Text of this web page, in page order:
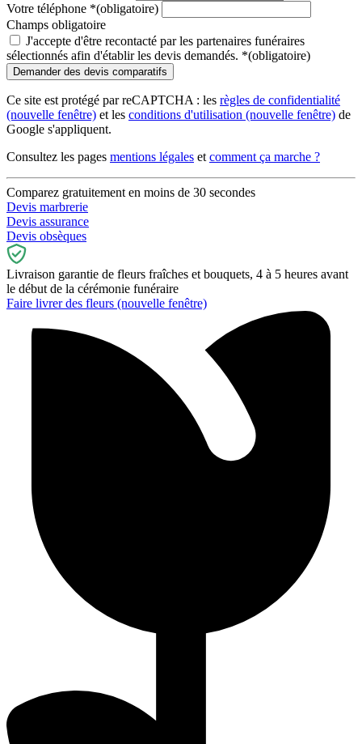
Votre téléphone *(obligatoire)
Champs obligatoire
J'accepte d'être recontacté par les partenaires funéraires
sélectionnés afin d'établir les devis demandés. *(obligatoire)
Ce site est protégé par reCAPTCHA : les règles de confidentialité
(nouvelle fenêtre) et les conditions d'utilisation (nouvelle fenêtre) de
Google s'appliquent.
Consultez les pages mentions légales et comment ça marche ?
Comparez gratuitement en moins de 30 secondes
Devis marbrerie
Devis assurance
Devis obsèques
Livraison garantie de fleurs fraîches et bouquets, 4 à 5 heures avant
le début de la cérémonie funéraire
Faire livrer des fleurs (nouvelle fenêtre)